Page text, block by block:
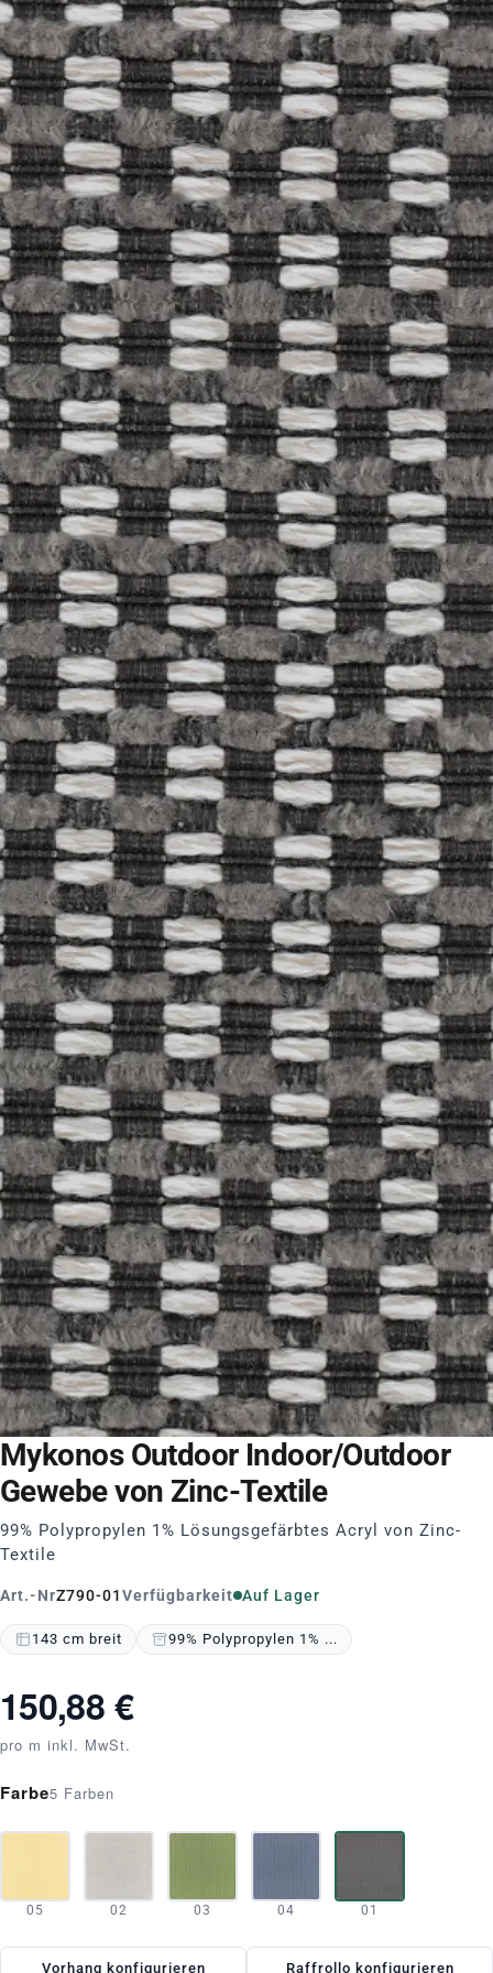
Mykonos Outdoor Indoor/Outdoor
Gewebe von Zinc-Textile
99% Polypropylen 1% Lösungsgefärbtes Acryl von Zinc-
Textile
Art.-NrZ790-01Verfügbarkeit Auf Lager
143 cm breit 99% Polypropylen 1% ...
150,88 €
pro m inkl. MwSt.
Farbe5 Farben
05 02 03 04 01
Vorhang konfigurieren Raffrollo konfigurieren